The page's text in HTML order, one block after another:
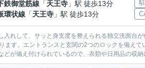
鉄御堂筋線 「天王寺 」駅 徒歩13分
環状線 「天王寺 」駅 徒歩13分
入れして、サッと身支度を整えられる独立洗面台
ます。エントランスと玄関の2つのロックを備え
が備え付けられているので、衣類や日用品の収